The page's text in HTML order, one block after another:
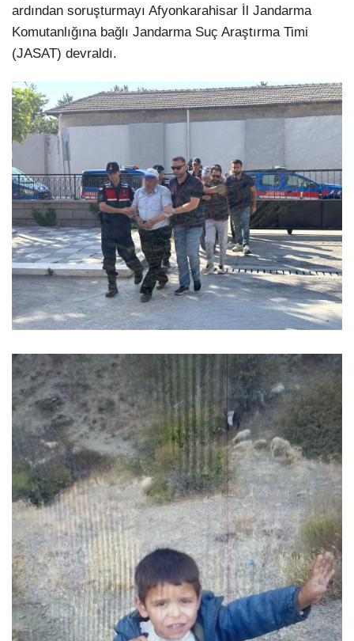
ardından soruşturmayı Afyonkarahisar İl Jandarma
Komutanlığına bağlı Jandarma Suç Araştırma Timi
(JASAT) devraldı.